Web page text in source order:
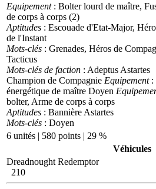
Equipement: Bolter lourd de maître,
de corps à corps (2)
Aptitudes : Escouade d'Etat-Major,
de l'Instant
Mots-clés : Grenades, Héros de
Tacticus
Mots-clés de faction : Adeptus Astartes
Champion de Compagnie Equipement:
énergétique de maître Doyen
bolter, Arme de corps à corps
Aptitudes : Bannière Astartes
Mots-clés : Doyen
6 unités | 580 points | 29 %
Véhicules
Dreadnought Redemptor
210